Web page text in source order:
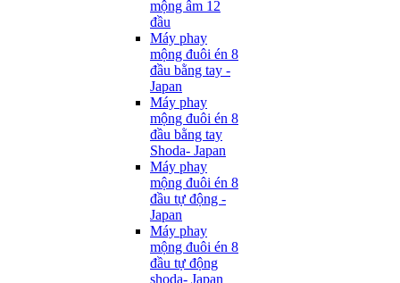
mộng âm 12
đầu
Máy phay
mộng đuôi én 8
đầu bằng tay -
Japan
Máy phay
mộng đuôi én 8
đầu bằng tay
Shoda- Japan
Máy phay
mộng đuôi én 8
đầu tự động -
Japan
Máy phay
mộng đuôi én 8
đầu tự động
shoda- Japan